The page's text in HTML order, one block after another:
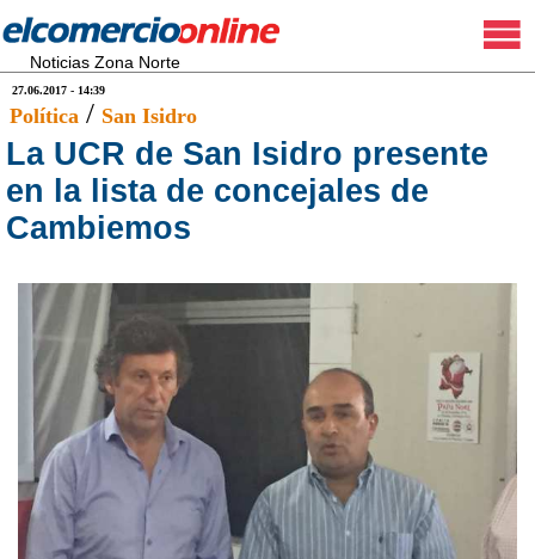
Noticias Zona Norte
27.06.2017 - 14:39
Política / San Isidro
La UCR de San Isidro presente
en la lista de concejales de
Cambiemos